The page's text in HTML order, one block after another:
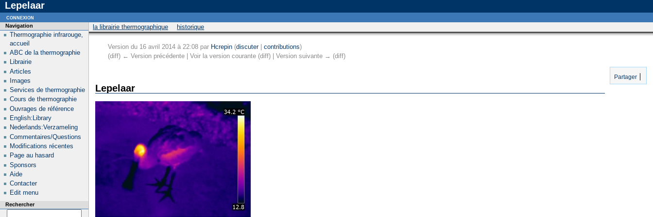
Lepelaar
la librairie thermographique historique
Version du 16 avril 2014 à 22:08 par Hcrepin (discuter| contributions)
(diff) ← Version précédente | Voir la version courante (diff) | Version suivante → (diff)
Partager
Lepelaar
Navigation
Thermographie infrarouge,
accueil
ABC de la thermographie
Librairie
Articles
Images
Services de thermographie
Cours de thermographie
Ouvrages de référence
English:Library
Nederlands:Verzameling
Commentaires/Questions
Modifications récentes
Page au hasard
Sponsors
Aide
Contacter
Edit menu
Rechercher
connexion